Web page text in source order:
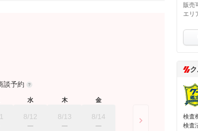
談予約
水
8/12
木
8/13
金
8/14
販売
エリ
検査
検査